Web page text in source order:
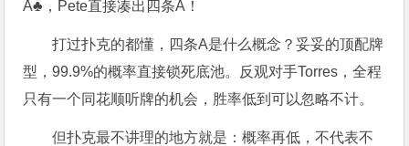
A♣，Pete直接凑出四条A！
打过扑克的都懂，四条A是什么概念？妥妥的顶配牌
型，99.9%的概率直接锁死底池。反观对手Torres，全程
只有一个同花顺听牌的机会，胜率低到可以忽略不计。
但扑克最不讲理的地方就是：概率再低，不代表不